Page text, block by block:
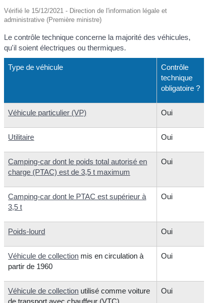
Vérifié le 15/12/2021 - Direction de l'information légale et
administrative (Première ministre)
Le contrôle technique concerne la majorité des véhicules,
qu'il soient électriques ou thermiques.
Type de véhicule
Contrôle
technique
obligatoire ?
Véhicule particulier (VP) Oui
Utilitaire Oui
Camping-car dont le poids total autorisé en
charge (PTAC) est de 3,5 t maximum
Oui
Camping-car dont le PTAC est supérieur à
3,5 t
Oui
Poids-lourd Oui
Véhicule de collection mis en circulation à
partir de 1960
Oui
Véhicule de collection utilisé comme voiture
Oui